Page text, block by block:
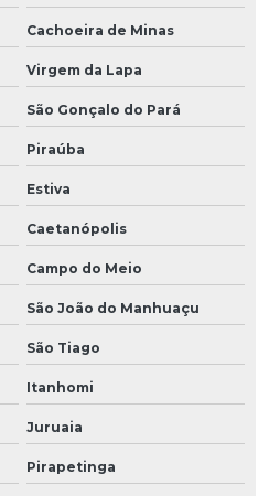
Cachoeira de Minas
Virgem da Lapa
São Gonçalo do Pará
Piraúba
Estiva
Caetanópolis
Campo do Meio
São João do Manhuaçu
São Tiago
Itanhomi
Juruaia
Pirapetinga